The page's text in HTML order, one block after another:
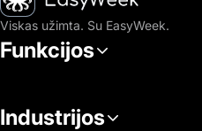
Viskas užimta. Su EasyWeek.
Funkcijos
Industrijos